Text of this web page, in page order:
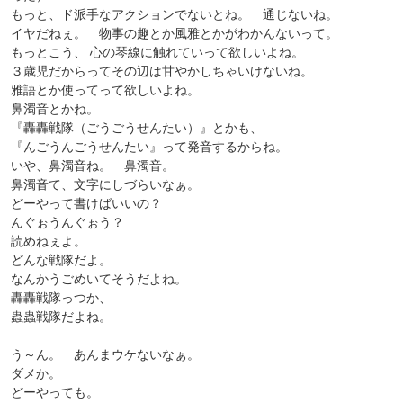
もっと、ド派手なアクションでないとね。 通じないね。
イヤだねぇ。 物事の趣とか風雅とかがわかんないって。
もっとこう、 心の琴線に触れていって欲しいよね。
３歳児だからってその辺は甘やかしちゃいけないね。
雅語とか使ってって欲しいよね。
鼻濁音とかね。
『轟轟戦隊（ごうごうせんたい）』とかも、
『んごうんごうせんたい』って発音するからね。
いや、鼻濁音ね。 鼻濁音。
鼻濁音て、文字にしづらいなぁ。
どーやって書けばいいの？
んぐぉうんぐぉう？
読めねぇよ。
どんな戦隊だよ。
なんかうごめいてそうだよね。
轟轟戦隊っつか、
蟲蟲戦隊だよね。
う～ん。 あんまウケないなぁ。
ダメか。
どーやっても。